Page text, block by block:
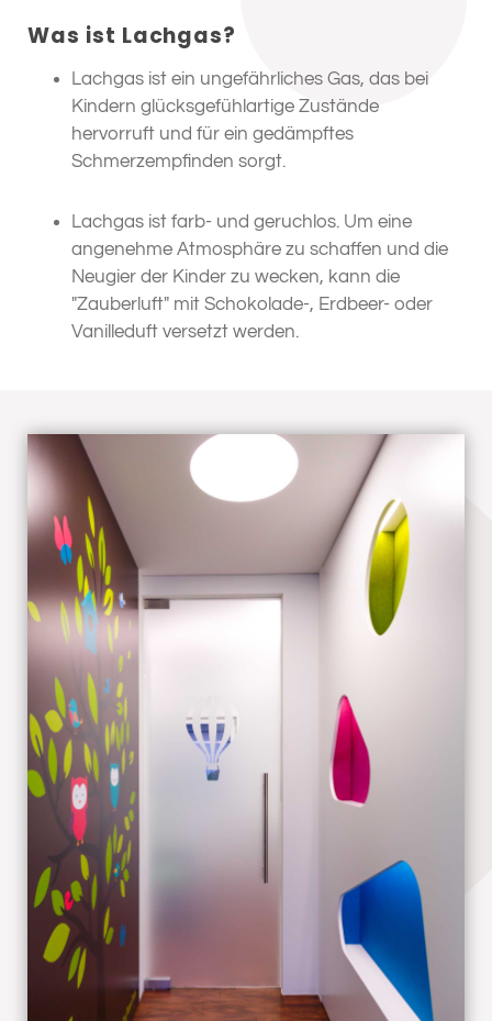
Was ist Lachgas?
Lachgas ist ein ungefährliches Gas, das bei
Kindern glücksgefühlartige Zustände
hervorruft und für ein gedämpftes
Schmerzempfinden sorgt.
Lachgas ist farb- und geruchlos. Um eine
angenehme Atmosphäre zu schaffen und die
Neugier der Kinder zu wecken, kann die
"Zauberluft" mit Schokolade-, Erdbeer- oder
Vanilleduft versetzt werden.